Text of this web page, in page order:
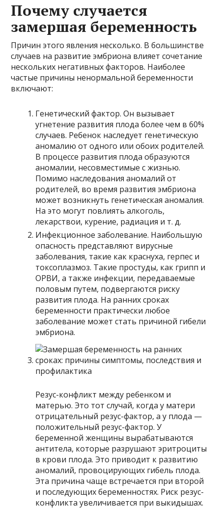
Почему случается
замершая беременность
Причин этого явления несколько. В большинстве
случаев на развитие эмбриона влияет сочетание
нескольких негативных факторов. Наиболее
частые причины ненормальной беременности
включают:
Генетический фактор. Он вызывает
угнетение развития плода более чем в 60%
случаев. Ребенок наследует генетическую
аномалию от одного или обоих родителей.
В процессе развития плода образуются
аномалии, несовместимые с жизнью.
Помимо наследования аномалий от
родителей, во время развития эмбриона
может возникнуть генетическая аномалия.
На это могут повлиять алкоголь,
лекарствои, курение, радиация и т. д.
Инфекционное заболевание. Наибольшую
опасность представляют вирусные
заболевания, такие как краснуха, герпес и
токсоплазмоз. Такие простуды, как грипп и
ОРВИ, а также инфекции, передаваемые
половым путем, подвергаются риску
развития плода. На ранних сроках
беременности практически любое
заболевание может стать причиной гибели
эмбриона.
Резус-конфликт между ребенком и
матерью. Это тот случай, когда у матери
отрицательный резус-фактор, а у плода —
положительный резус-фактор. У
беременной женщины вырабатываются
антитела, которые разрушают эритроциты
в крови плода. Это приводит к развитию
аномалий, провоцирующих гибель плода.
Эта причина чаще встречается при второй
и последующих беременностях. Риск резус-
конфликта увеличивается при выкидышах.